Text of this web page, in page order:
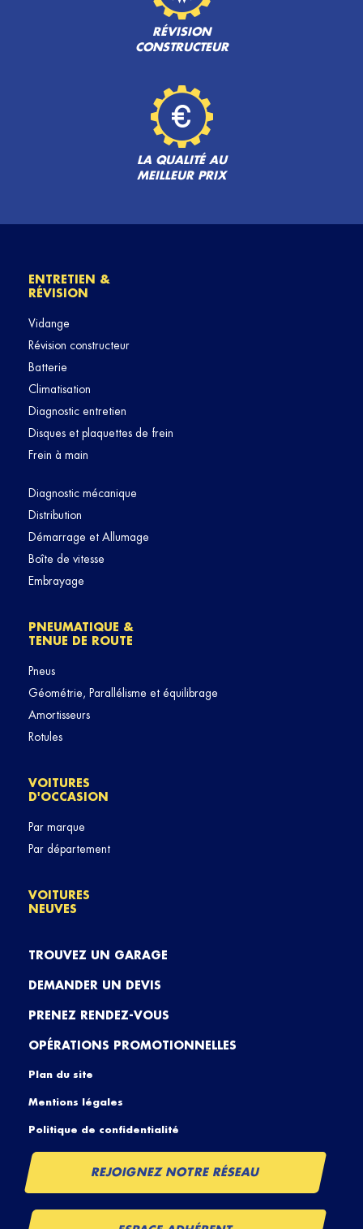
RÉVISION
CONSTRUCTEUR
LA QUALITÉ AU
MEILLEUR PRIX
ENTRETIEN &
RÉVISION
Vidange
Révision constructeur
Batterie
Climatisation
Diagnostic entretien
Disques et plaquettes de frein
Frein à main
Diagnostic mécanique
Distribution
Démarrage et Allumage
Boîte de vitesse
Embrayage
PNEUMATIQUE &
TENUE DE ROUTE
Pneus
Géométrie, Parallélisme et équilibrage
Amortisseurs
Rotules
VOITURES
D'OCCASION
Par marque
Par département
VOITURES
NEUVES
TROUVEZ UN GARAGE
DEMANDER UN DEVIS
PRENEZ RENDEZ-VOUS
OPÉRATIONS PROMOTIONNELLES
Plan du site
Mentions légales
Politique de confidentialité
REJOIGNEZ NOTRE RÉSEAU